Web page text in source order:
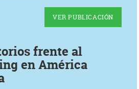
VER PUBLICACIÓN
frente al
en América